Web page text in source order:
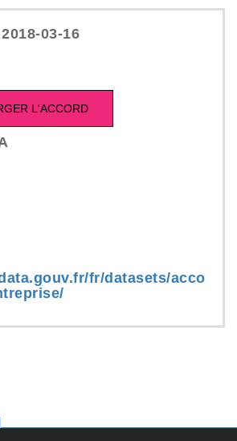
03-16
fr/datasets/acco